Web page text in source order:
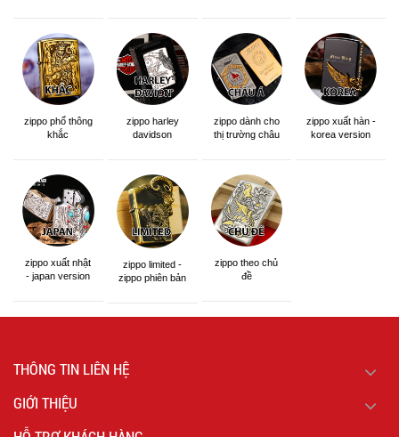
zippo phổ thông
khắc
zippo harley
davidson
zippo dành cho
thị trường châu
zippo xuất hàn -
korea version
zippo xuất nhật
- japan version
zippo limited -
zippo phiên bản
zippo theo chủ
đề
THÔNG TIN LIÊN HỆ
GIỚI THIỆU